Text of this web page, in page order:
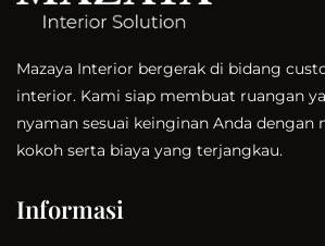
Mazaya Interior bergerak di bidang
interior. Kami siap membuat ruangan
nyaman sesuai keinginan Anda dengan
kokoh serta biaya yang terjangkau.
Informasi